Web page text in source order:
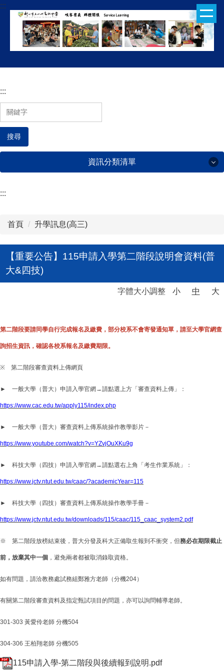
跳
容
:::
:::
搜尋
資訊分類清單
:::
首頁 升學訊息(高三)
【重要公告】115申請入學第二階段說明會資料(普
大&四技)
字體大小調整 小 中 大
第二階段要請同學自行完成報名及繳費，部分校系不會寄發通知單，請至大學官網查
詢招生資訊，確認各校系報名及繳費期限。
※ 第二階段審查資料上傳網頁
► 一般大學（普大）申請入學官網→請點選上方「審查資料上傳」：
https://www.cac.edu.tw/apply115/index.php
► 一般大學（普大）審查資料上傳系統操作教學影片－
https://www.youtube.com/watch?v=YZvjOuXKu9g
► 科技大學（四技）申請入學官網→請點選右上角「考生作業系統」：
https://www.jctv.ntut.edu.tw/caac/?academicYear=115
► 科技大學（四技）審查資料上傳系統操作教學手冊－
https://www.jctv.ntut.edu.tw/downloads/115/caac/115_caac_system2.pdf
※ 第二階段放榜結束後，普大分發及科大正備取生報到不衝突，但務必在期限截止
前，放棄其中一個 ，避免兩者都被取消錄取資格。
如有問題，請洽教務處試務組鄭雅方老師（分機204）
有關第二階段審查資料及指定甄試項目的問題，亦可以詢問輔導老師。
301-303 黃愛伶老師 分機504
304-306 王柏翔老師 分機505
115申請入學-第二階段與後續報到說明.pdf